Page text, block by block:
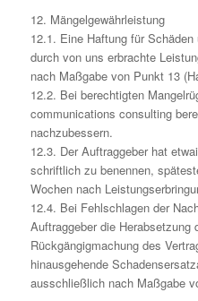
12. Mängelgewährleistung
12.1. Eine Haftung für
durch von uns erbrachte
nach Maßgabe von Punkt 13
12.2. Bei berechtigten
communications consulting
nachzubessern.
12.3. Der Auftraggeber hat
schriftlich zu benennen,
Wochen nach
12.4. Bei Fehlschlagen der
Auftraggeber die Herabsetzung
Rückgängigmachung des
hinausgehende
ausschließlich nach Maßgabe